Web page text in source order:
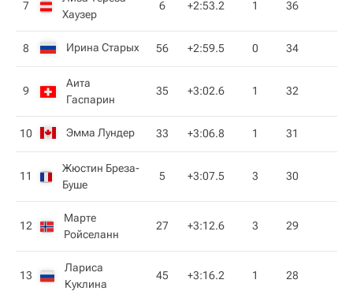
7
Хаузер
6 +2:53.2 1 36
8 Ирина Старых 56 +2:59.5 0 34
9
Аита
Гаспарин
35 +3:02.6 1 32
10 Эмма Лундер 33 +3:06.8 1 31
11
Жюстин Бреза-
Буше
5 +3:07.5 3 30
12
Марте
Ройселанн
27 +3:12.6 3 29
13
Лариса
Куклина
45 +3:16.2 1 28